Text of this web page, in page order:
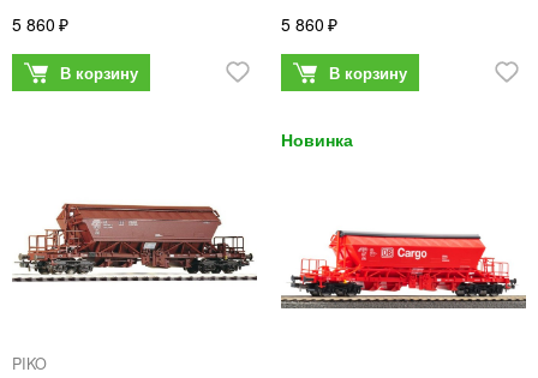
5 860 5 860
PIKO